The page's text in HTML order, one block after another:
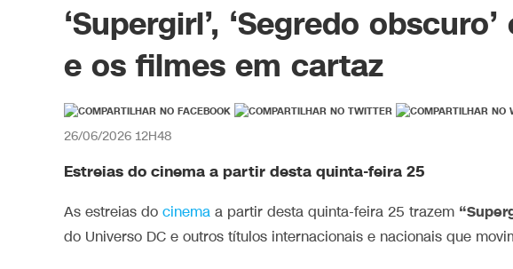
‘Supergirl’, ‘Segredo
e os filmes em cartaz
26/06/2026 12H48
Estreias do cinema a partir desta quinta-feira 25
As estreias do cinema a partir desta quinta-feira 25 trazem
do Universo DC e outros títulos internacionais e nacionais que